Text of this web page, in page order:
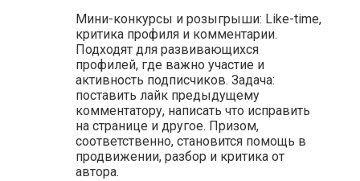
Мини-конкурсы и розыгрыши: Like-time,
критика профиля и комментарии.
Подходят для развивающихся
профилей, где важно участие и
активность подписчиков. Задача:
поставить лайк предыдущему
комментатору, написать что исправить
на странице и другое. Призом,
соответственно, становится помощь в
продвижении, разбор и критика от
автора.